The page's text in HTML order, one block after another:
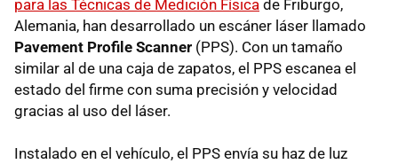
para las Técnicas de Medición Física de Friburgo,
Alemania, han desarrollado un escáner láser llamado
Pavement Profile Scanner (PPS). Con un tamaño
similar al de una caja de zapatos, el PPS escanea el
estado del firme con suma precisión y velocidad
gracias al uso del láser.
Instalado en el vehículo, el PPS envía su haz de luz